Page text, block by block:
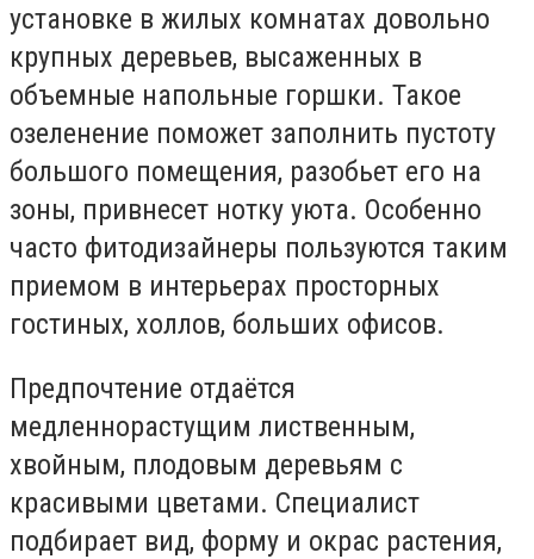
установке в жилых комнатах довольно
крупных деревьев, высаженных в
объемные напольные горшки. Такое
озеленение поможет заполнить пустоту
большого помещения, разобьет его на
зоны, привнесет нотку уюта. Особенно
часто фитодизайнеры пользуются таким
приемом в интерьерах просторных
гостиных, холлов, больших офисов.
Предпочтение отдаётся
медленнорастущим лиственным,
хвойным, плодовым деревьям с
красивыми цветами. Специалист
подбирает вид, форму и окрас растения,